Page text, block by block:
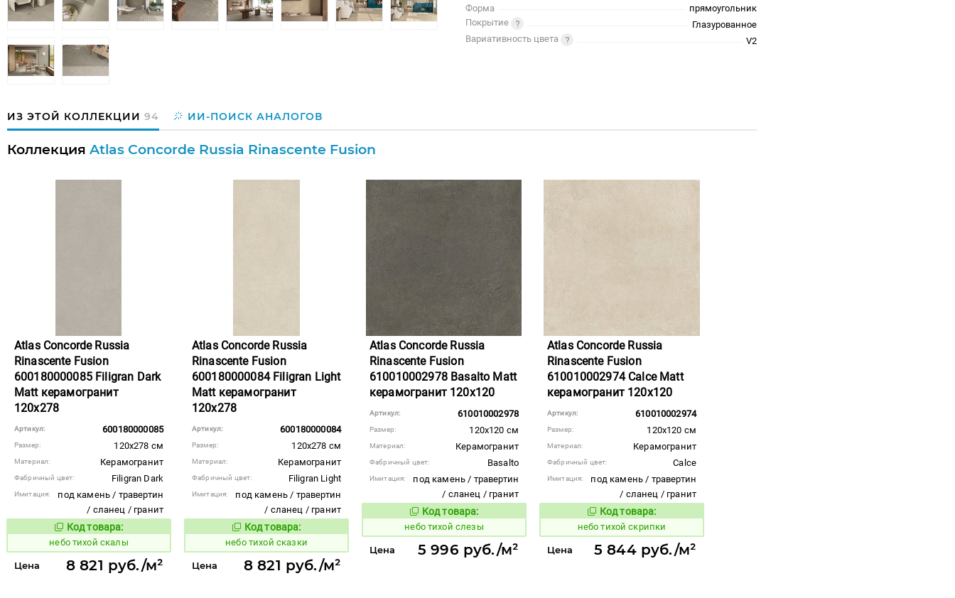
Форма
прямоугольник
Покрытие
Глазурованное
Вариативность цвета
V2
ИЗ ЭТОЙ КОЛЛЕКЦИИ 94 ИИ-ПОИСК АНАЛОГОВ
Коллекция Atlas Concorde Russia Rinascente Fusion
Atlas Concorde Russia
Rinascente Fusion
600180000085 Filigran Dark
Matt керамогранит
120x278
Артикул: 600180000085
Размер: 120x278 см
Материал: Керамогранит
Фабричный цвет: Filigran Dark
Имитация:
под камень / травертин
/ сланец / гранит
Код товара:
1122091 Код товара:
небо тихой скалы
Цена 8 821 руб./м²
Atlas Concorde Russia
Rinascente Fusion
600180000084 Filigran Light
Matt керамогранит
120x278
Артикул: 600180000084
Размер: 120x278 см
Материал: Керамогранит
Фабричный цвет: Filigran Light
Имитация:
под камень / травертин
/ сланец / гранит
Код товара:
1122090 Код товара:
небо тихой сказки
Цена 8 821 руб./м²
Atlas Concorde Russia
Rinascente Fusion
610010002978 Basalto Matt
керамогранит 120x120
Артикул: 610010002978
Размер: 120x120 см
Материал: Керамогранит
Фабричный цвет: Basalto
Имитация:
под камень / травертин
/ сланец / гранит
Код товара:
1122096 Код товара:
небо тихой слезы
Цена 5 996 руб./м²
Atlas Concorde Russia
Rinascente Fusion
610010002974 Calce Matt
керамогранит 120x120
Артикул: 610010002974
Размер: 120x120 см
Материал: Керамогранит
Фабричный цвет: Calce
Имитация:
под камень / травертин
/ сланец / гранит
Код товара:
1122092 Код товара:
небо тихой скрипки
Цена 5 844 руб./м²